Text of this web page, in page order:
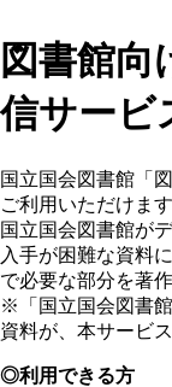
図書館
信サービ
国立国会図書館「
ご利用いただけます
国立国会図書館が
入手が困難な資料
で必要な部分を著
※「国立国会図書
資料が、本サービ
◎利用できる方